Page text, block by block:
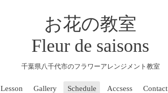
お花の教室
Fleur de saisons
千葉県八千代市のフラワーアレンジメント教室
Lesson Gallery Schedule Accsess Contact